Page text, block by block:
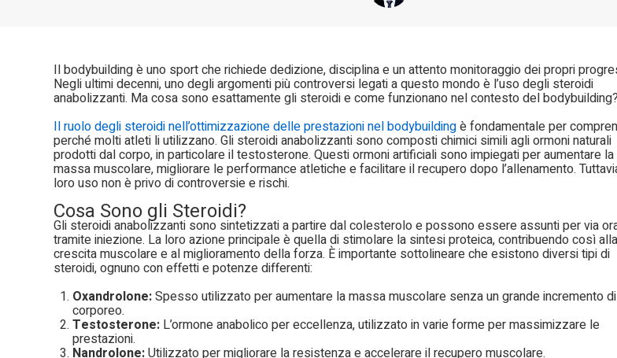
Il bodybuilding è uno sport che richiede dedizione, disciplina e un attento monitoraggio dei propri
Negli ultimi decenni, uno degli argomenti più controversi legati a questo mondo è l’uso degli steroidi
anabolizzanti. Ma cosa sono esattamente gli steroidi e come funzionano nel contesto del bodybuilding?
Il ruolo degli steroidi nell’ottimizzazione delle prestazioni nel bodybuildingè fondamentale per
perché molti atleti li utilizzano. Gli steroidi anabolizzanti sono composti chimici simili agli ormoni naturali
prodotti dal corpo, in particolare il testosterone. Questi ormoni artificiali sono impiegati per aumentare la
massa muscolare, migliorare le performance atletiche e facilitare il recupero dopo l’allenamento.
loro uso non è privo di controversie e rischi.
Cosa Sono gli Steroidi?
Gli steroidi anabolizzanti sono sintetizzati a partire dal colesterolo e possono essere assunti per via
tramite iniezione. La loro azione principale è quella di stimolare la sintesi proteica, contribuendo così alla
crescita muscolare e al miglioramento della forza. È importante sottolineare che esistono diversi tipi di
steroidi, ognuno con effetti e potenze differenti:
Oxandrolone:Spesso utilizzato per aumentare la massa muscolare senza un grande incremento
corporeo.
Testosterone: L’ormone anabolico per eccellenza, utilizzato in varie forme per massimizzare le
prestazioni.
Nandrolone:Utilizzato per migliorare la resistenza e accelerare il recupero muscolare.